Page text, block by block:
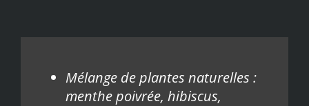
Mélange de plantes naturelles :
menthe poivrée, hibiscus,